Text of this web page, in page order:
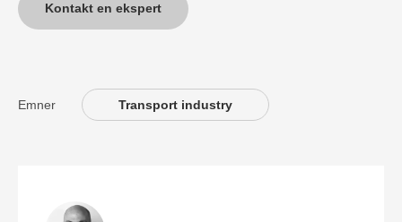
Kontakt en ekspert
Emner Transport industry